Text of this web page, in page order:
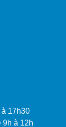
à 17h30
9h à 12h